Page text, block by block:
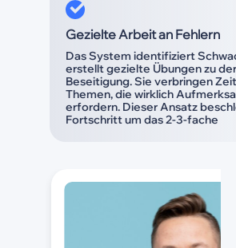
Gezielte Arbeit an Fehlern
Das System identifiziert
erstellt gezielte Übungen zu
Beseitigung. Sie verbringen
Themen, die wirklich
erfordern. Dieser Ansatz
Fortschritt um das 2-3-fache